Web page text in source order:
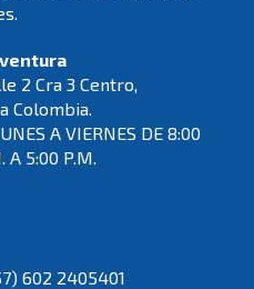
2 Cra 3 Centro,
Colombia.
A VIERNES DE 8:00
A 5:00 P.M.
602 2405401